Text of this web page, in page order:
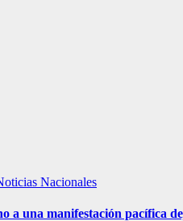
Nacionales
a una manifestación pacífica